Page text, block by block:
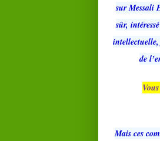
sur Messali
sûr,
de
Mais ces